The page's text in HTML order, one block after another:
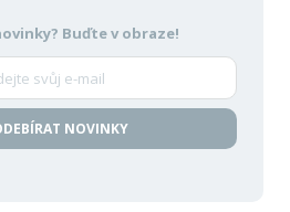
Buďte v obraze!
NOVINKY